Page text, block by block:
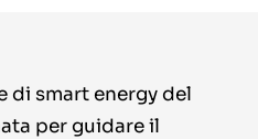
di smart energy del
per guidare il